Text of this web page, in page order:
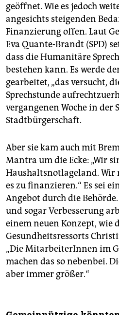
geöffnet. Wie es jedoch
angesichts steigenden
Finanzierung offen. Laut
Eva Quante-Brandt (SPD)
dass die Humanitäre
bestehen kann. Es werde
gearbeitet, „das versucht,
Sprechstunde
vergangenen Woche in der
Stadtbürgerschaft.
Aber sie kam auch mit
Mantra um die Ecke: „Wir
Haushaltsnotlageland. Wir
es zu finanzieren.“ Es sei
Angebot durch die
und sogar Verbesserung
einem neuen Konzept, wie
Gesundheitsressorts
„Die MitarbeiterInnen im
machen das so nebenbei.
aber immer größer.“